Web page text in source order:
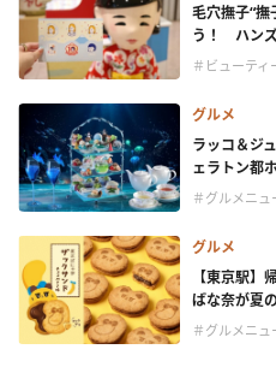
毛穴撫子“撫
う！ ハン
＃ビューティ
グルメ
ラッコ＆ジ
ェラトン都
＃グルメニュ
グルメ
【東京駅
ばな奈が夏
＃グルメニュ